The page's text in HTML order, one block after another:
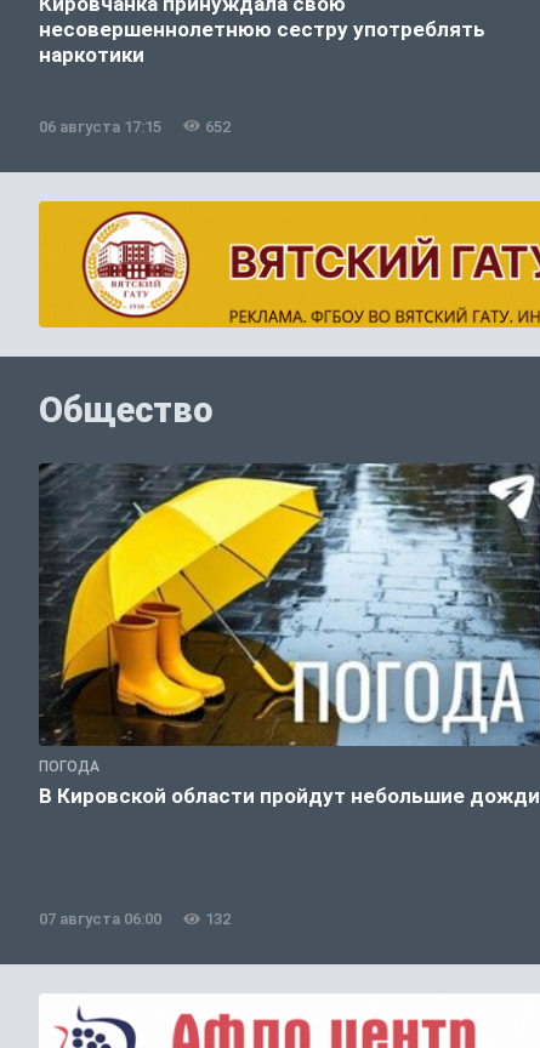
несовершеннолетнюю сестру употреблять
наркотики
06 августа 17:15 652
Общество
ПОГОДА
В Кировской области пройдут небольшие дожди
07 августа 06:00 132